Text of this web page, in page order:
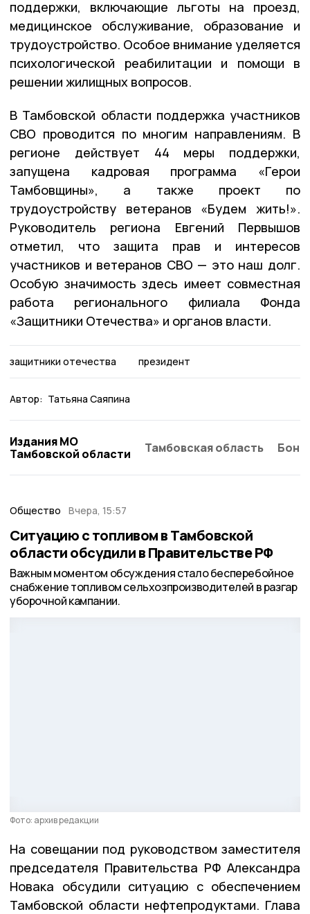
поддержки, включающие льготы на проезд,
медицинское обслуживание, образование и
трудоустройство. Особое внимание уделяется
психологической реабилитации и помощи в
решении жилищных вопросов.
В Тамбовской области поддержка участников
СВО проводится по многим направлениям. В
регионе действует 44 меры поддержки,
запущена кадровая программа «Герои
Тамбовщины», а также проект по
трудоустройству ветеранов «Будем жить!».
Руководитель региона Евгений Первышов
отметил, что защита прав и интересов
участников и ветеранов СВО — это наш долг.
Особую значимость здесь имеет совместная
работа регионального филиала Фонда
«Защитники Отечества» и органов власти.
защитники отечества президент
Автор: Татьяна Саяпина
Издания МО
Тамбовской области
Тамбовская область
Общество Вчера, 15:57
Ситуацию с топливом в Тамбовской
области обсудили в Правительстве РФ
Важным моментом обсуждения стало бесперебойное
снабжение топливом сельхозпроизводителей в разгар
уборочной кампании.
Фото: архив редакции
На совещании под руководством заместителя
председателя Правительства РФ Александра
Новака обсудили ситуацию с обеспечением
Тамбовской области нефтепродуктами. Глава